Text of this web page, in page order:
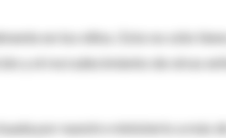
en los niños. Esto no sólo
y el recrudecimiento de otras
por nuestro ministerio a más